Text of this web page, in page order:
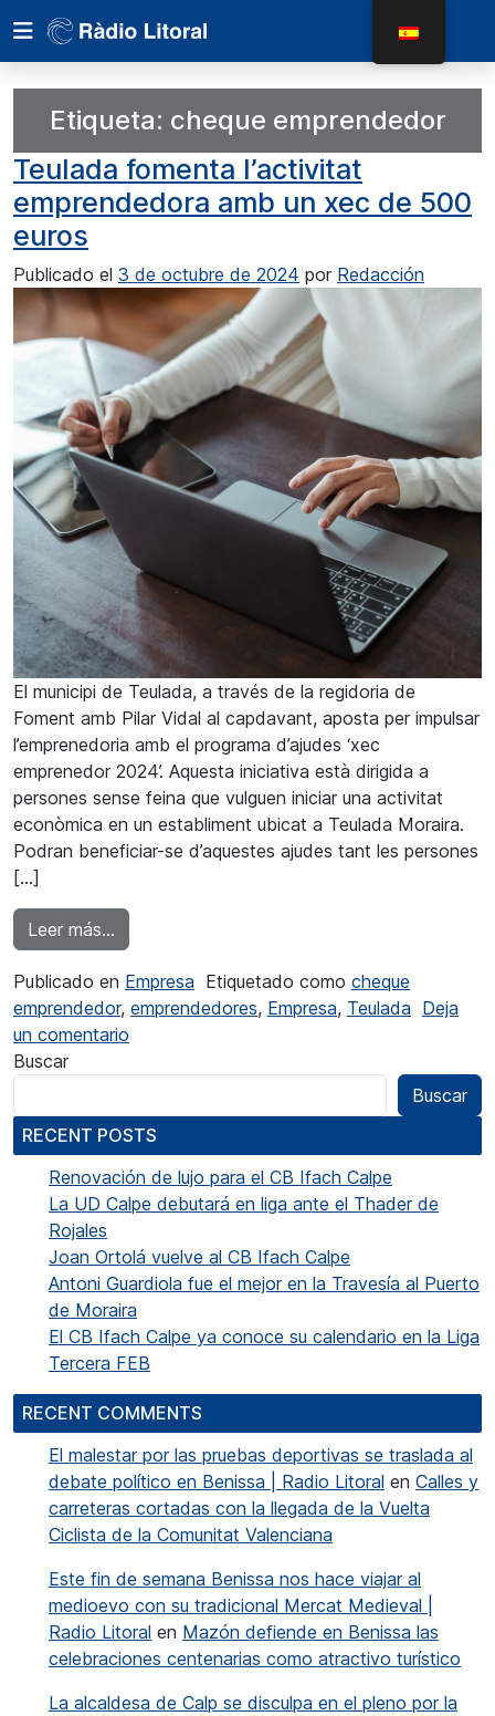
Etiqueta: cheque emprendedor
Teulada fomenta l’activitat
emprendedora amb un xec de 500
euros
Publicado el 3 de octubre de 2024 por Redacción
El municipi de Teulada, a través de la regidoria de
Foment amb Pilar Vidal al capdavant, aposta per impulsar
l’emprenedoria amb el programa d’ajudes ‘xec
emprenedor 2024’. Aquesta iniciativa està dirigida a
persones sense feina que vulguen iniciar una activitat
econòmica en un establiment ubicat a Teulada Moraira.
Podran beneficiar-se d’aquestes ajudes tant les persones
[…]
Leer más…
Publicado en Empresa Etiquetado como cheque
emprendedor, emprendedores, Empresa, Teulada Deja
un comentario
Buscar
Buscar
RECENT POSTS
Renovación de lujo para el CB Ifach Calpe
La UD Calpe debutará en liga ante el Thader de
Rojales
Joan Ortolá vuelve al CB Ifach Calpe
Antoni Guardiola fue el mejor en la Travesía al Puerto
de Moraira
El CB Ifach Calpe ya conoce su calendario en la Liga
Tercera FEB
RECENT COMMENTS
El malestar por las pruebas deportivas se traslada al
debate político en Benissa | Radio Litoral en Calles y
carreteras cortadas con la llegada de la Vuelta
Ciclista de la Comunitat Valenciana
Este fin de semana Benissa nos hace viajar al
medioevo con su tradicional Mercat Medieval |
Radio Litoral en Mazón defiende en Benissa las
celebraciones centenarias como atractivo turístico
La alcaldesa de Calp se disculpa en el pleno por la